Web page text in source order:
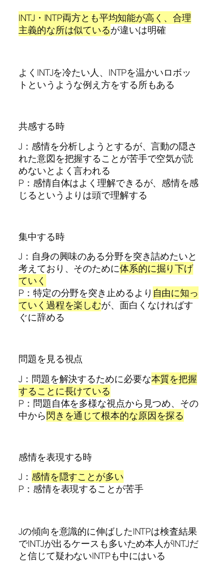
INTJ・INTP両方とも平均知能が高く、合理
主義的な所は似ているが違いは明確
よくINTJを冷たい人、INTPを温かいロボッ
トというような例え方をする所もある
共感する時
J：感情を分析しようとするが、言動の隠さ
れた意図を把握することが苦手で空気が読
めないとよく言われる
P：感情自体はよく理解できるが、感情を感
じるというよりは頭で理解する
集中する時
J：自身の興味のある分野を突き詰めたいと
考えており、そのために体系的に掘り下げ
ていく
P：特定の分野を突き止めるより 自由に知っ
ていく過程を楽しむが、面白くなければす
ぐに辞める
問題を見る視点
J：問題を解決するために必要な本質を把握
することに長けている
P：問題自体を多様な視点から見つめ、その
中から閃きを通じて根本的な原因を探る
感情を表現する時
J： 感情を隠すことが多い
P：感情を表現することが苦手
Jの傾向を意識的に伸ばしたINTPは検査結果
でINTJが出るケースも多いため本人がINTJだ
と信じて疑わないINTPも中にはいる